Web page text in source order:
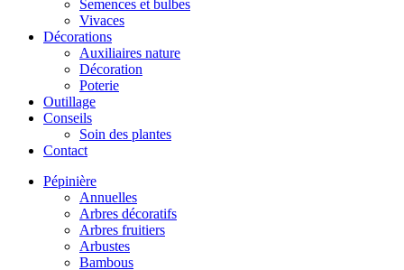
Semences et bulbes
Vivaces
Décorations
Auxiliaires nature
Décoration
Poterie
Outillage
Conseils
Soin des plantes
Contact
Pépinière
Annuelles
Arbres décoratifs
Arbres fruitiers
Arbustes
Bambous